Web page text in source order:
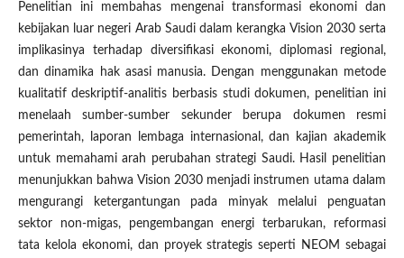
Penelitian ini membahas mengenai transformasi ekonomi dan
kebijakan luar negeri Arab Saudi dalam kerangka Vision 2030 serta
implikasinya terhadap diversifikasi ekonomi, diplomasi regional,
dan dinamika hak asasi manusia. Dengan menggunakan metode
kualitatif deskriptif-analitis berbasis studi dokumen, penelitian ini
menelaah sumber-sumber sekunder berupa dokumen resmi
pemerintah, laporan lembaga internasional, dan kajian akademik
untuk memahami arah perubahan strategi Saudi. Hasil penelitian
menunjukkan bahwa Vision 2030 menjadi instrumen utama dalam
mengurangi ketergantungan pada minyak melalui penguatan
sektor non-migas, pengembangan energi terbarukan, reformasi
tata kelola ekonomi, dan proyek strategis seperti NEOM sebagai